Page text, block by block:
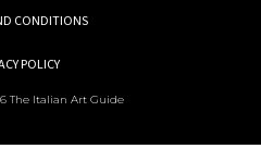
CONDITIONS
POLICY
The Italian Art Guide